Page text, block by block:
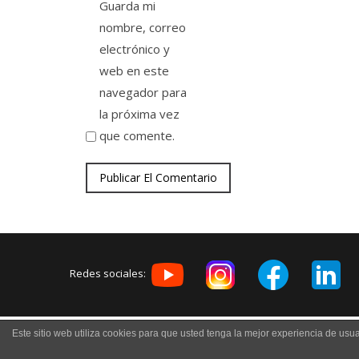
Guarda mi
nombre, correo
electrónico y
web en este
navegador para
la próxima vez
que comente.
Redes sociales:
Este sitio web utiliza cookies para que usted tenga la mejor experiencia de